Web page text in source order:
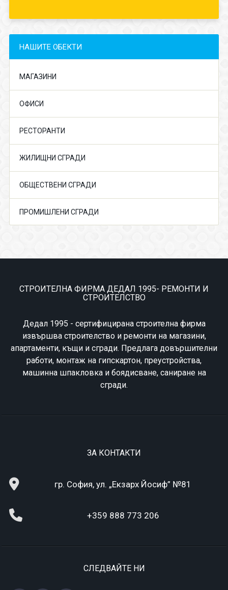
НАШИТЕ ОБЕКТИ
МАГАЗИНИ
ОФИСИ
РЕСТОРАНТИ
ЖИЛИЩНИ СГРАДИ
ОБЩЕСТВЕНИ СГРАДИ
ПРОМИШЛЕНИ СГРАДИ
СТРОИТЕЛНА ФИРМА ДЕДАЛ 1995- РЕМОНТИ И
СТРОИТЕЛСТВО
Дедал 1995 - сертифицирана строителна фирма
извършва строителство и ремонти на магазини,
апартаменти, къщи и сгради. Предлага довършителни
работи, монтаж на гипскартон, преустройства,
машинна шпакловка и боядисване, саниране на
сгради.
ЗА КОНТАКТИ
гр. София, ул. „Екзарх Йосиф” №81
+359 888 773 206
СЛЕДВАЙТЕ НИ